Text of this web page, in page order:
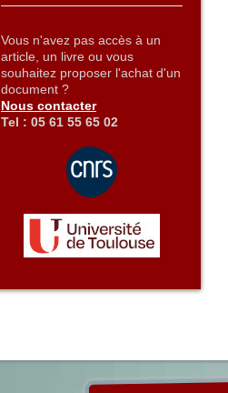
Vous n'avez pas accès à un
article, un livre ou vous
souhaitez proposer l'achat d'un
document ?
Nous contacter
Tel : 05 61 55 65 02